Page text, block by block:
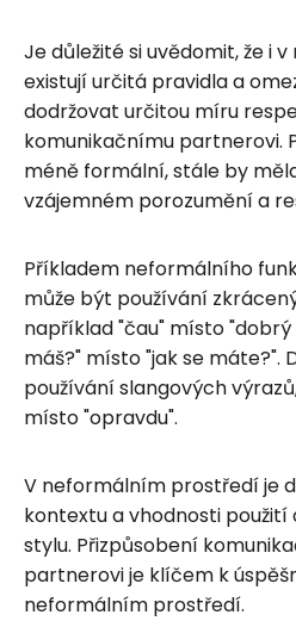
Je důležité si uvědomit, že i
existují určitá pravidla a
dodržovat určitou míru
komunikačnímu partnerovi.
méně formální, stále by
vzájemném porozumění a
Příkladem neformálního
může být používání
například "čau" místo "dobrý
máš?" místo "jak se máte?".
používání slangových
místo "opravdu".
V neformálním prostředí je
kontextu a vhodnosti
stylu. Přizpůsobení
partnerovi je klíčem k
neformálním prostředí.